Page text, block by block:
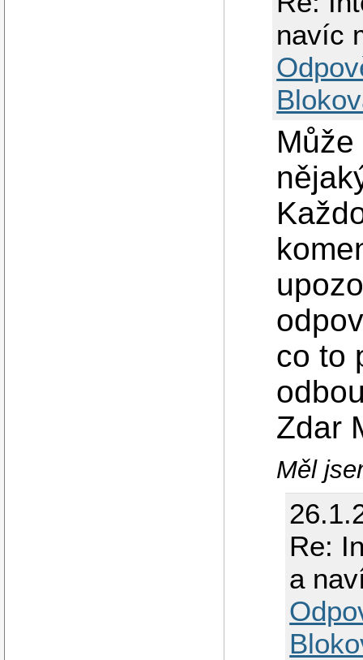
navíc
co to
Zdar
Měl
Re:
a